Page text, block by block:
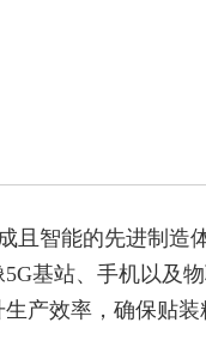
且智能的先进制
基站、手机以及
产效率，确保贴